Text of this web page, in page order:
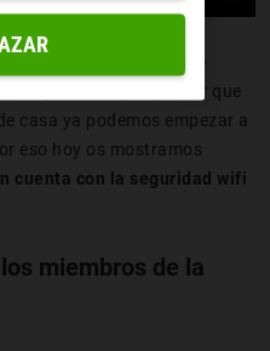
tenemos ni idea de qué
mayor error que pensar que
casa ya podemos empezar a
eso hoy os mostramos
cuenta con la seguridad wifi
miembros de la